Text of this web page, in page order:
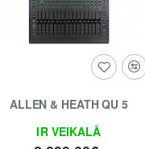
IR VEIKALĀ
ALLEN & HEATH QU 5